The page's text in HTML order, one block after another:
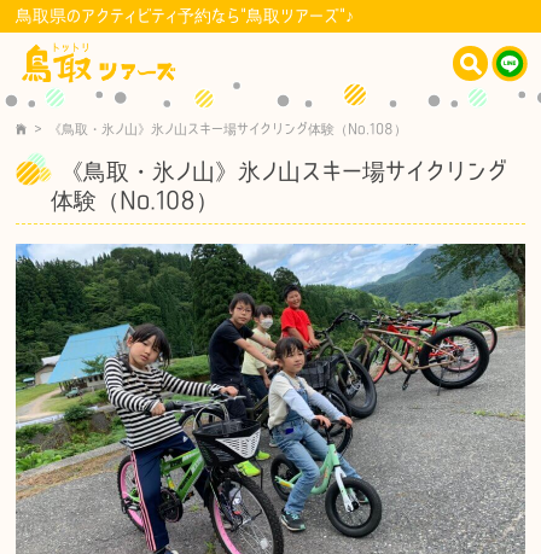
鳥取県のアクティビティ予約なら"鳥取ツアーズ"♪
> 《鳥取・氷ノ山》氷ノ山スキー場サイクリング体験（No.108）
《鳥取・氷ノ山》氷ノ山スキー場サイクリング
体験（No.108）